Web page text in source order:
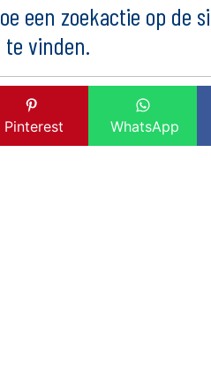
een zoekactie op de
vinden.
Pinterest WhatsApp